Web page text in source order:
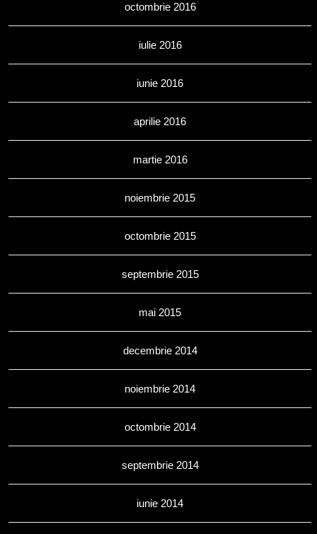
octombrie 2016
iulie 2016
iunie 2016
aprilie 2016
martie 2016
noiembrie 2015
octombrie 2015
septembrie 2015
mai 2015
decembrie 2014
noiembrie 2014
octombrie 2014
septembrie 2014
iunie 2014